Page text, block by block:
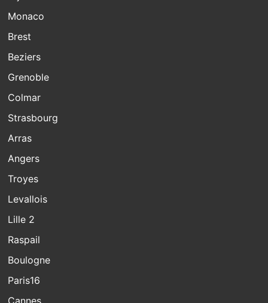
Monaco
Brest
Beziers
Grenoble
Colmar
Strasbourg
Arras
Angers
Troyes
Levallois
Lille 2
Raspail
Boulogne
Paris16
Cannes